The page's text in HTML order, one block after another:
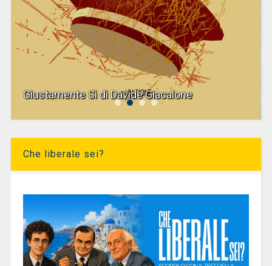
Giustamente Sì di Davide Giacalone
Che liberale sei?